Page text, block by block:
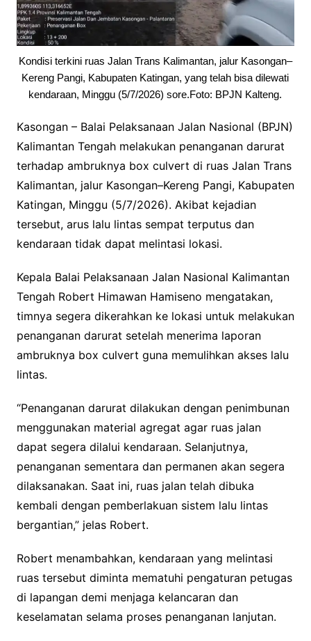
Kondisi terkini ruas Jalan Trans Kalimantan, jalur Kasongan–
Kereng Pangi, Kabupaten Katingan, yang telah bisa dilewati
kendaraan, Minggu (5/7/2026) sore.Foto: BPJN Kalteng.
Kasongan – Balai Pelaksanaan Jalan Nasional (BPJN)
Kalimantan Tengah melakukan penanganan darurat
terhadap ambruknya box culvert di ruas Jalan Trans
Kalimantan, jalur Kasongan–Kereng Pangi, Kabupaten
Katingan, Minggu (5/7/2026). Akibat kejadian
tersebut, arus lalu lintas sempat terputus dan
kendaraan tidak dapat melintasi lokasi.
Kepala Balai Pelaksanaan Jalan Nasional Kalimantan
Tengah Robert Himawan Hamiseno mengatakan,
timnya segera dikerahkan ke lokasi untuk melakukan
penanganan darurat setelah menerima laporan
ambruknya box culvert guna memulihkan akses lalu
lintas.
“Penanganan darurat dilakukan dengan penimbunan
menggunakan material agregat agar ruas jalan
dapat segera dilalui kendaraan. Selanjutnya,
penanganan sementara dan permanen akan segera
dilaksanakan. Saat ini, ruas jalan telah dibuka
kembali dengan pemberlakuan sistem lalu lintas
bergantian,” jelas Robert.
Robert menambahkan, kendaraan yang melintasi
ruas tersebut diminta mematuhi pengaturan petugas
di lapangan demi menjaga kelancaran dan
keselamatan selama proses penanganan lanjutan.